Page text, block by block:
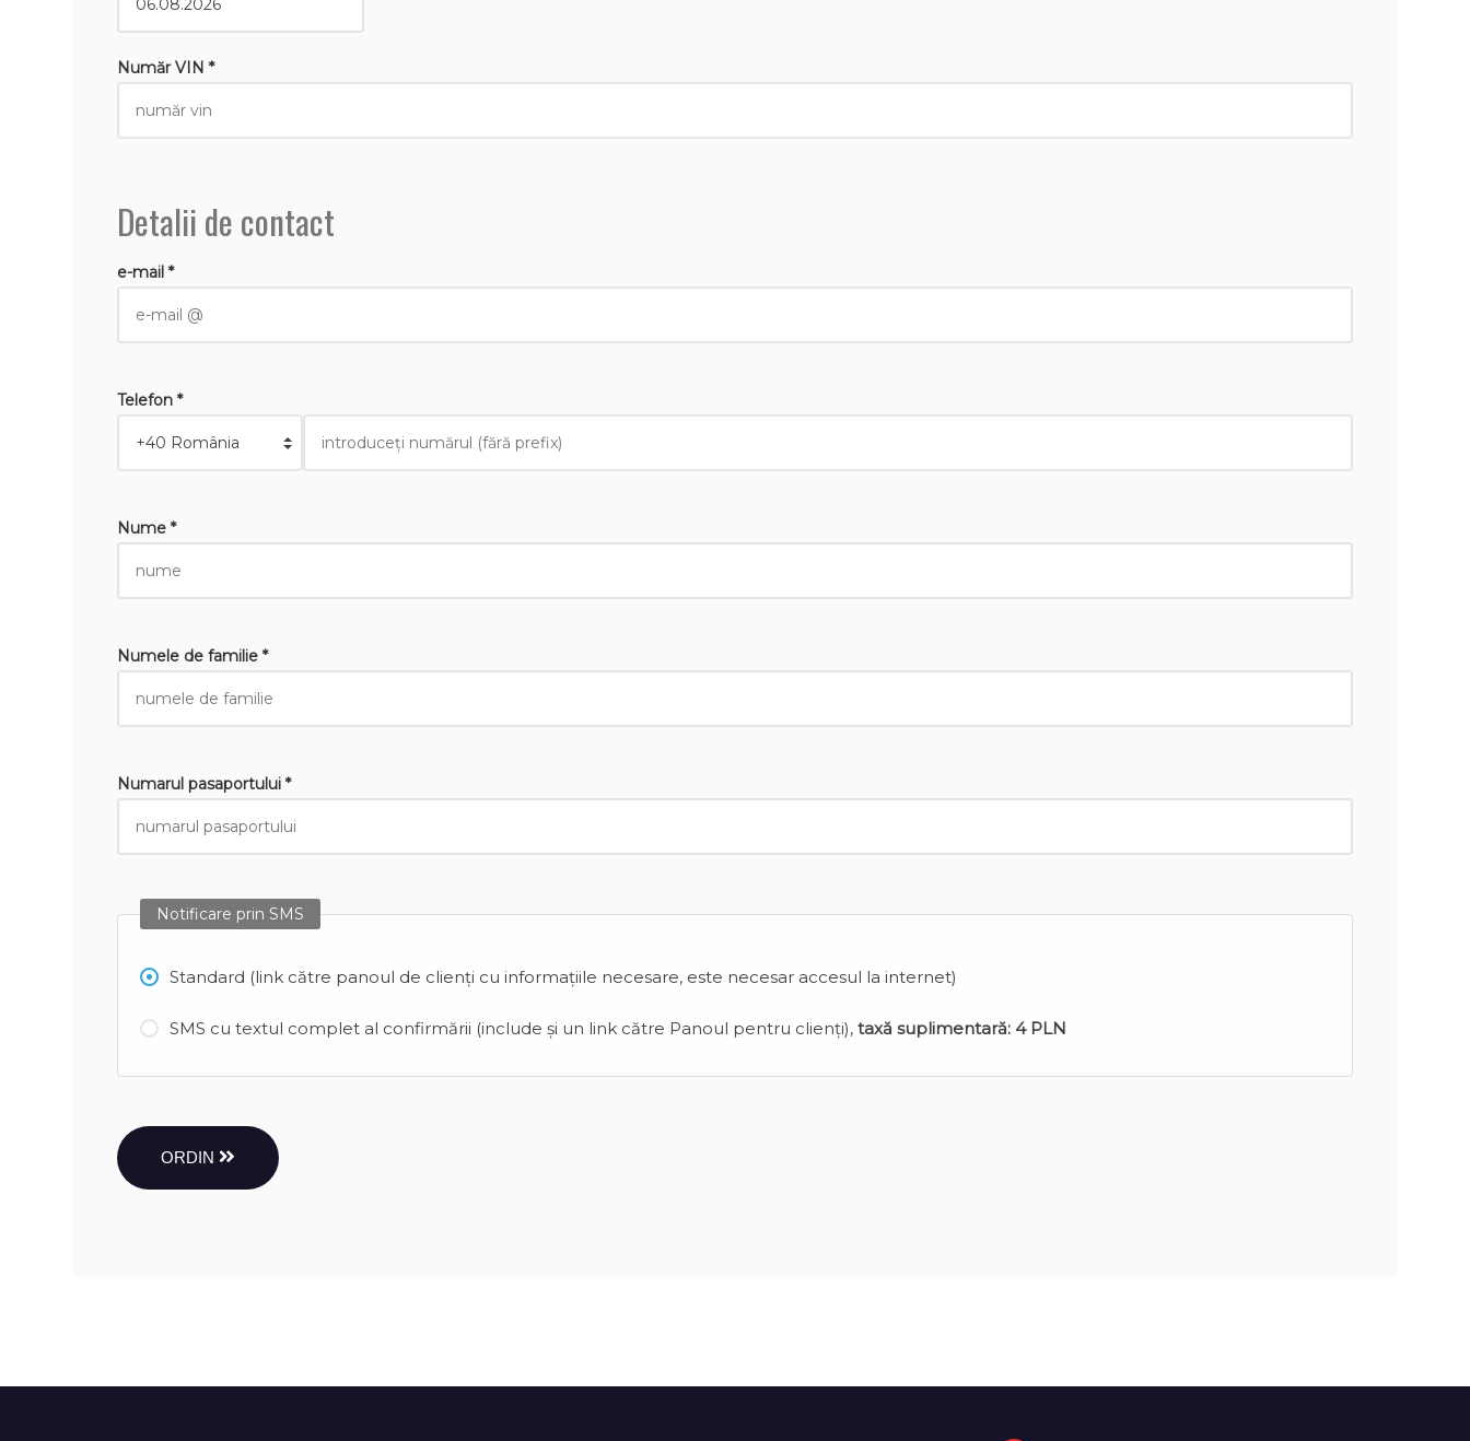
Număr VIN *
Detalii de contact
e-mail *
Telefon *
Nume *
Numele de familie *
Numarul pasaportului *
Notificare prin SMS
Standard (link către panoul de clienți cu informațiile necesare, este necesar accesul la internet)
SMS cu textul complet al confirmării (include și un link către Panoul pentru clienți),taxă suplimentară: 4 PLN
ORDIN